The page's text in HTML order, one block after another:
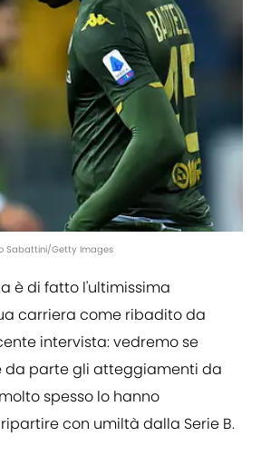
Sabattini/Getty Images
è di fatto l'ultimissima
carriera come ribadito da
intervista: vedremo se
da parte gli atteggiamenti da
spesso lo hanno
con umiltà dalla Serie B.